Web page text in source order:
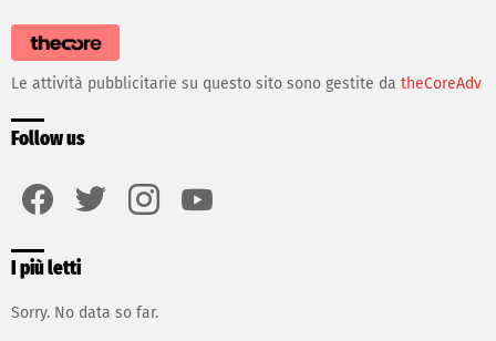
Le attività pubblicitarie su questo sito sono gestite da theCoreAdv
Follow us
I più letti
Sorry. No data so far.